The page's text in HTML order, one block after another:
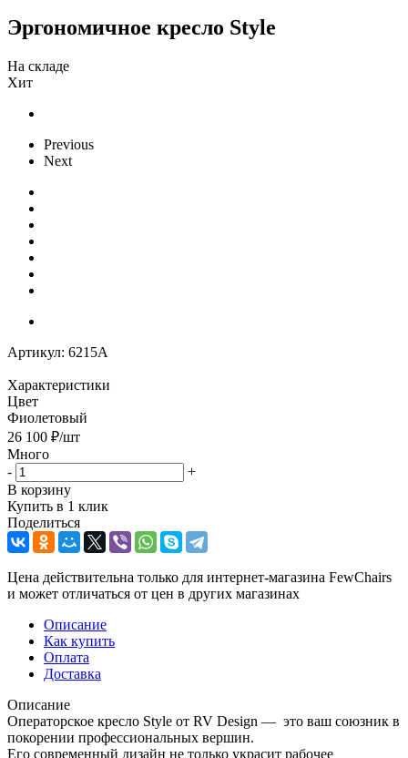
Эргономичное кресло Style
На складе
Хит
Previous
Next
Артикул: 6215A
Характеристики
Цвет
Фиолетовый
26 100 ₽/шт
Много
-
+
В корзину
Купить в 1 клик
Поделиться
Цена действительна только для интернет-магазина FewChairs
и может отличаться от цен в других магазинах
Описание
Как купить
Оплата
Доставка
Описание
Операторское кресло Style от RV Design — это ваш союзник в
покорении профессиональных вершин.
Его современный дизайн не только украсит рабочее